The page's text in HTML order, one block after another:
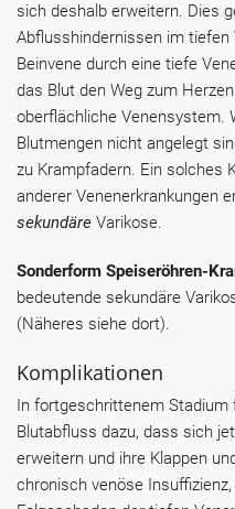
sich deshalb erweitern. Dies
Abflusshindernissen im
Beinvene durch eine tiefe
das Blut den Weg zum
oberflächliche Venensystem.
Blutmengen nicht angelegt
zu Krampfadern. Ein solches
anderer Venenerkrankungen
sekundäre Varikose.
Sonderform Speiseröhren-
bedeutende sekundäre
(Näheres siehe dort).
Komplikationen
In fortgeschrittenem
Blutabfluss dazu, dass sich
erweitern und ihre Klappen
chronisch venöse